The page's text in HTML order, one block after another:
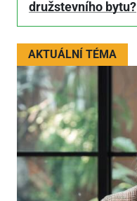
družstevního bytu?
AKTUÁLNÍ TÉMA